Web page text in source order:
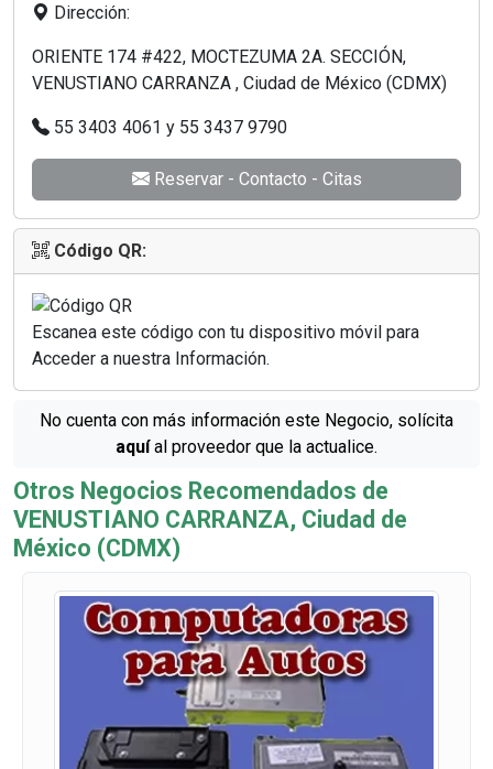
Dirección:
ORIENTE 174 #422, MOCTEZUMA 2A. SECCIÓN,
VENUSTIANO CARRANZA , Ciudad de México (CDMX)
55 3403 4061 y 55 3437 9790
Reservar - Contacto - Citas
Código QR:
Escanea este código con tu dispositivo móvil para
Acceder a nuestra Información.
No cuenta con más información este Negocio, solícita
aquíal proveedor que la actualice.
Otros Negocios Recomendados de
VENUSTIANO CARRANZA, Ciudad de
México (CDMX)